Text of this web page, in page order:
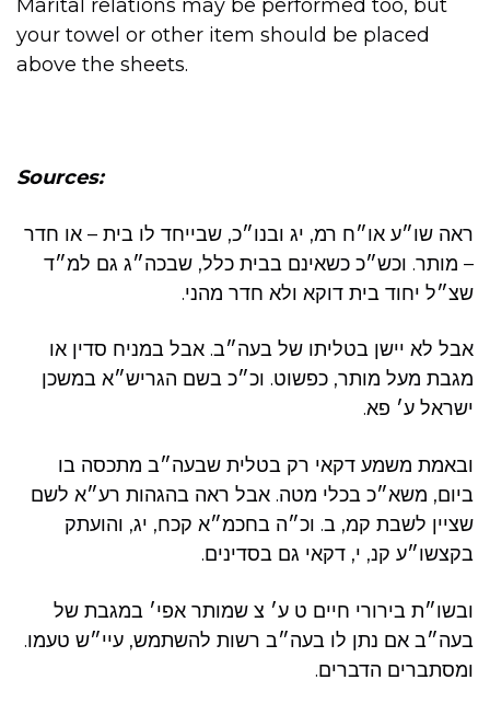
Marital relations may be performed too, but
your towel or other item should be placed
above the sheets.
Sources:
ראה שו״ע או״ח רמ, יג ובנו״כ, שבייחד לו בית – או חדר
– מותר. וכש״כ כשאינם בבית כלל, שבכה״ג גם למ״ד
שצ״ל יחוד בית דוקא ולא חדר מהני.
אבל לא יישן בטליתו של בעה״ב. אבל במניח סדין או
מגבת מעל מותר, כפשוט. וכ״כ בשם הגריש״א במשכן
ישראל ע׳ פא.
ובאמת משמע דקאי רק בטלית שבעה״ב מתכסה בו
ביום, משא״כ בכלי מטה. אבל ראה בהגהות רע״א לשם
שציין לשבת קמ, ב. וכ״ה בחכמ״א קכח, יג, והועתק
בקצשו״ע קנ, י, דקאי גם בסדינים.
ובשו״ת בירורי חיים ט ע׳ צ שמותר אפי׳ במגבת של
בעה״ב אם נתן לו בעה״ב רשות להשתמש, עיי״ש טעמו.
ומסתברים הדברים.